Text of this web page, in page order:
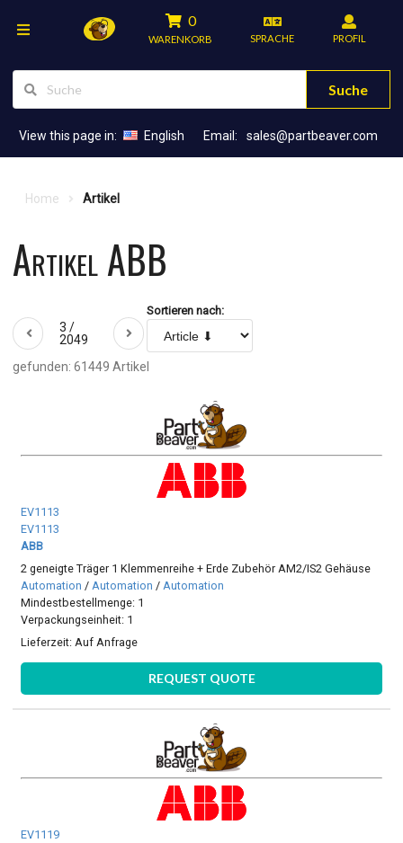
0
WARENKORB SPRACHE PROFIL
Suche
View this page in: English Email: sales@partbeaver.com
Home Artikel
Artikel ABB
3 /
2049
Sortieren nach:
gefunden: 61449 Artikel
EV1113
EV1113
ABB
2 geneigte Träger 1 Klemmenreihe + Erde Zubehör AM2/IS2 Gehäuse
Automation /Automation /Automation
Mindestbestellmenge: 1
Verpackungseinheit: 1
Lieferzeit:Auf Anfrage
REQUEST QUOTE
EV1119